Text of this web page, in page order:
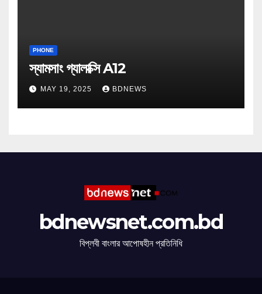
PHONE
স্যামসাং গ্যালাক্সি A12
MAY 19, 2025 BDNEWS
bdnewsnet.com.bd
বিপ্লবী বাংলার আপোষহীন প্রতিনিধি